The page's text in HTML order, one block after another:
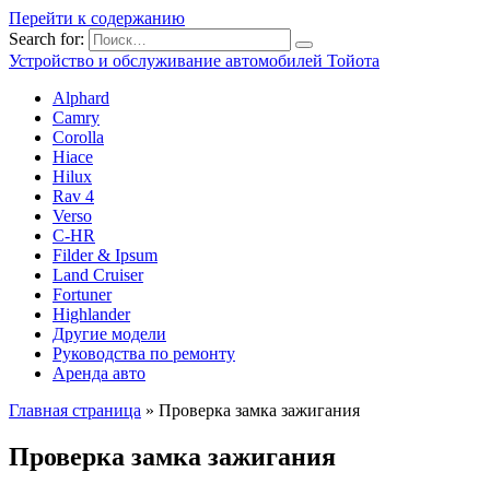
Перейти к содержанию
Search for:
Устройство и обслуживание автомобилей Тойота
Alphard
Camry
Corolla
Hiace
Hilux
Rav 4
Verso
C-HR
Filder & Ipsum
Land Cruiser
Fortuner
Highlander
Другие модели
Руководства по ремонту
Аренда авто
Главная страница » Проверка замка зажигания
Проверка замка зажигания